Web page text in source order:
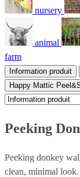
nursery
animal
farm
Information produit
Happy Mattic
Peeking
Peeking donkey
clean, minimal